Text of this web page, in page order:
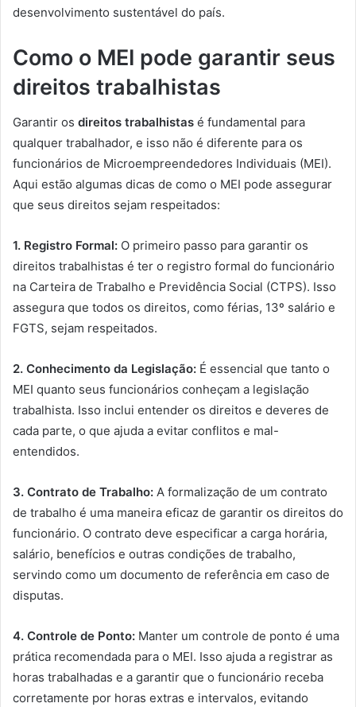
desenvolvimento sustentável do país.
Como o MEI pode garantir seus
direitos trabalhistas
Garantir os direitos trabalhistas é fundamental para
qualquer trabalhador, e isso não é diferente para os
funcionários de Microempreendedores Individuais (MEI).
Aqui estão algumas dicas de como o MEI pode assegurar
que seus direitos sejam respeitados:
1. Registro Formal: O primeiro passo para garantir os
direitos trabalhistas é ter o registro formal do funcionário
na Carteira de Trabalho e Previdência Social (CTPS). Isso
assegura que todos os direitos, como férias, 13º salário e
FGTS, sejam respeitados.
2. Conhecimento da Legislação: É essencial que tanto o
MEI quanto seus funcionários conheçam a legislação
trabalhista. Isso inclui entender os direitos e deveres de
cada parte, o que ajuda a evitar conflitos e mal-
entendidos.
3. Contrato de Trabalho: A formalização de um contrato
de trabalho é uma maneira eficaz de garantir os direitos do
funcionário. O contrato deve especificar a carga horária,
salário, benefícios e outras condições de trabalho,
servindo como um documento de referência em caso de
disputas.
4. Controle de Ponto: Manter um controle de ponto é uma
prática recomendada para o MEI. Isso ajuda a registrar as
horas trabalhadas e a garantir que o funcionário receba
corretamente por horas extras e intervalos, evitando